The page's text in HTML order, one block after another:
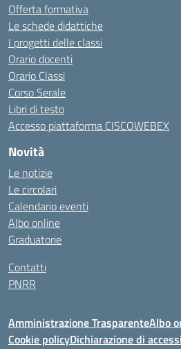
Offerta formativa
Le schede didattiche
I progetti delle classi
Orario docenti
Orario Classi
Corso Serale
Libri di testo
Accesso piattaforma CISCOWEBEX
Novità
Le notizie
Le circolari
Calendario eventi
Albo online
Graduatorie
Contatti
PNRR
Amministrazione TrasparenteAlbo
Cookie policyDichiarazione di